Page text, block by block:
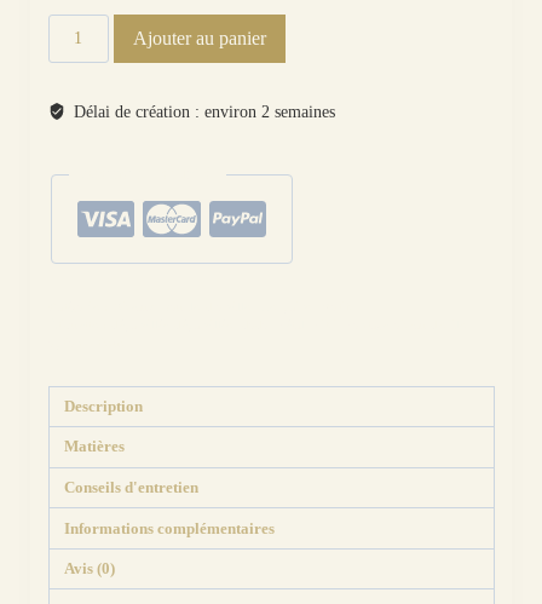
d'oreilles
Mitsi
valéria
rubis
Ajouter au panier
Délai de création : environ 2 semaines
Description
Matières
Conseils d'entretien
Informations complémentaires
Avis (0)